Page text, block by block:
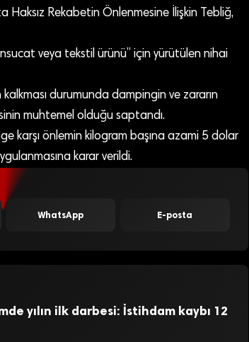
Haksız Rekabetin Önlenmesine İlişkin Tebliğ,
veya tekstil ürünü” için yürütülen nihai
durumunda dampingin ve zararın
muhtemel olduğu saptandı.
karşı önlemin kilogram başına azami 5 dolar
karar verildi.
WhatsApp E-posta
yılın ilk darbesi: İstihdam kaybı 12